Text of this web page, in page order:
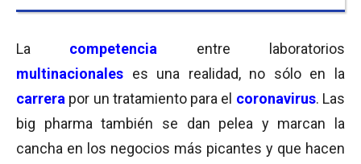
La competencia entre laboratorios
multinacionales es una realidad, no sólo en la
carrera por un tratamiento para el coronavirus. Las
big pharma también se dan pelea y marcan la
cancha en los negocios más picantes y que hacen